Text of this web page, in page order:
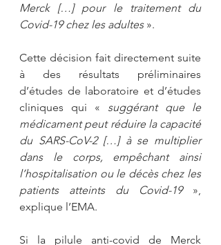
Merck […] pour le traitement du
Covid-19 chez les adultes ».
Cette décision fait directement suite
à des résultats préliminaires
d’études de laboratoire et d’études
cliniques qui « suggérant que le
médicament peut réduire la capacité
du SARS-CoV-2 […] à se multiplier
dans le corps, empêchant ainsi
l’hospitalisation ou le décès chez les
patients atteints du Covid-19 »,
explique l’EMA.
Si la pilule anti-covid de Merck